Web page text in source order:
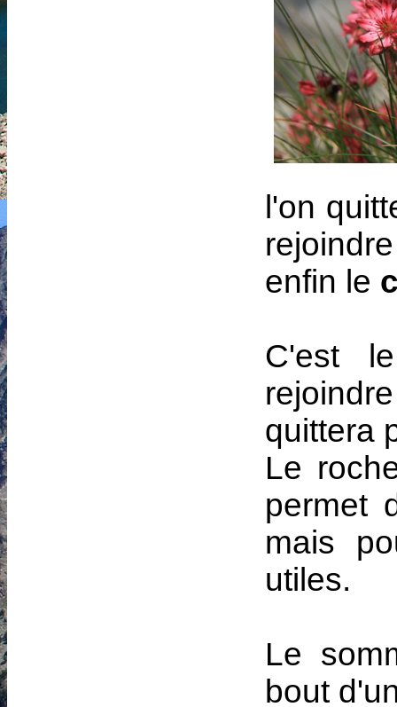
l'on
enfin le
C'est
quittera
Le
permet
mais
utiles.
Le
bout